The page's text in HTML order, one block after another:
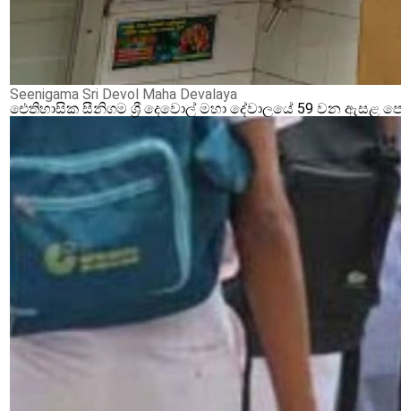
Seenigama Sri Devol Maha Devalaya
ඓතිහාසික සීනිගම ශ්‍රී දෙවොල් මහා දේවාලයේ 59 වන ඇසළ